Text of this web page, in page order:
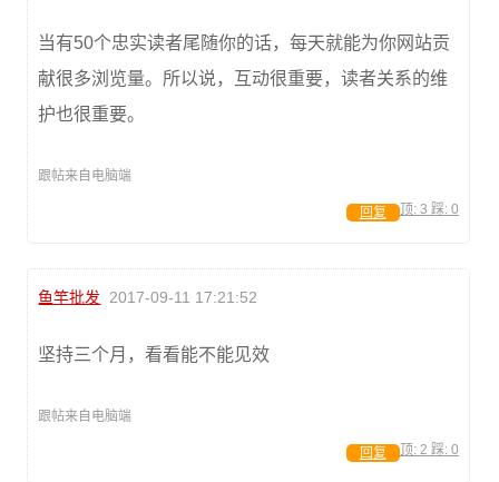
当有50个忠实读者尾随你的话，每天就能为你网站贡
献很多浏览量。所以说，互动很重要，读者关系的维
护也很重要。
跟帖来自电脑端
顶: 3 踩: 0
回复
鱼竿批发 2017-09-11 17:21:52
坚持三个月，看看能不能见效
跟帖来自电脑端
顶: 2 踩: 0
回复